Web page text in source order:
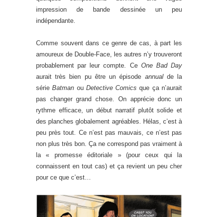
impression de bande dessinée un peu
indépendante.
Comme souvent dans ce genre de cas, à part les
amoureux de Double-Face, les autres n’y trouveront
probablement par leur compte. Ce One Bad Day
aurait très bien pu être un épisode annualde la
sérieBatman ou Detective Comics que ça n’aurait
pas changer grand chose. On apprécie donc un
rythme efficace, un début narratif plutôt solide et
des planches globalement agréables. Hélas, c’est à
peu près tout. Ce n’est pas mauvais, ce n’est pas
non plus très bon. Ça ne correspond pas vraiment à
la « promesse éditoriale » (pour ceux qui la
connaissent en tout cas) et ça revient un peu cher
pour ce que c’est…